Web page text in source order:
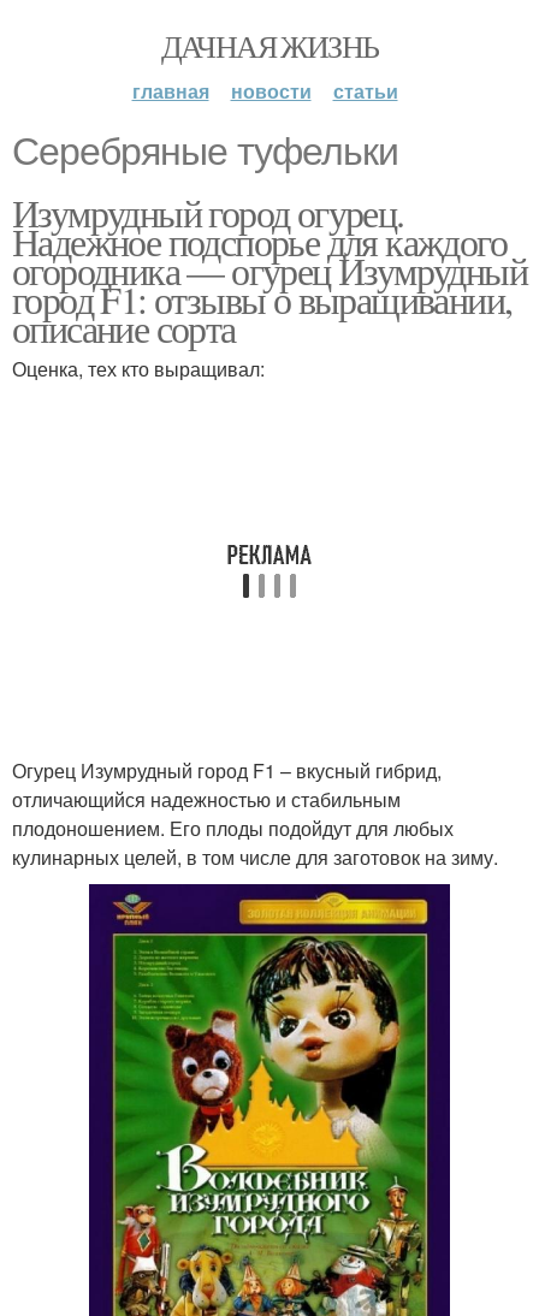
ДАЧНАЯ ЖИЗНЬ
главная новости статьи
Серебряные туфельки
Изумрудный город огурец.
Надежное подспорье для каждого
огородника — огурец Изумрудный
город F1: отзывы о выращивании,
описание сорта
Оценка, тех кто выращивал:
Огурец Изумрудный город F1 – вкусный гибрид,
отличающийся надежностью и стабильным
плодоношением. Его плоды подойдут для любых
кулинарных целей, в том числе для заготовок на зиму.